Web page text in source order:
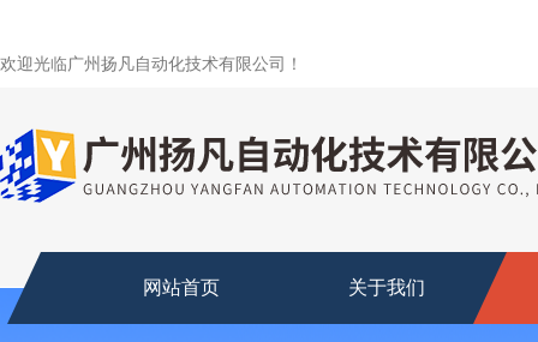
欢迎光临广州扬凡自动化技术有限公司！
网站首页 关于我们